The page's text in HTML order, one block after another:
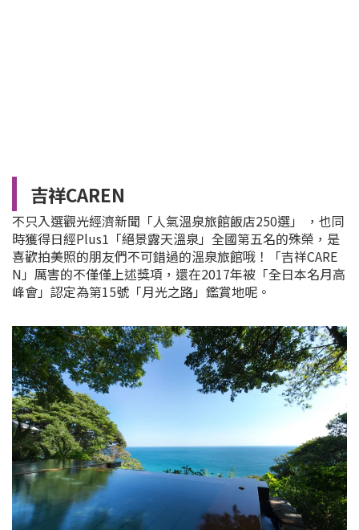
吉祥CAREN
不只入選觀光經濟新聞「人氣溫泉旅館飯店250選」 ，也同
時獲得日經Plus1「絕景露天溫泉」全國第五名的殊榮，是
喜歡拍美照的朋友們不可錯過的溫泉旅館哦！「吉祥CARE
N」厲害的不僅僅上述獎項，還在2017年被「全日本名月高
峰會」認定為第15號「月光之路」鑑賞地呢。